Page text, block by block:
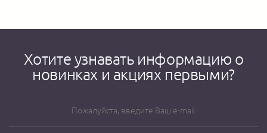
Хотите узнавать информацию о
новинках и акциях первыми?